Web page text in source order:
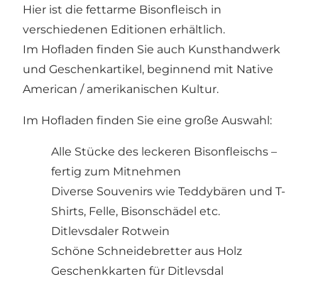
Hier ist die fettarme Bisonfleisch in
verschiedenen Editionen erhältlich.
Im Hofladen finden Sie auch Kunsthandwerk
und Geschenkartikel, beginnend mit Native
American / amerikanischen Kultur.
Im Hofladen finden Sie eine große Auswahl:
Alle Stücke des leckeren Bisonfleischs –
fertig zum Mitnehmen
Diverse Souvenirs wie Teddybären und T-
Shirts, Felle, Bisonschädel etc.
Ditlevsdaler Rotwein
Schöne Schneidebretter aus Holz
Geschenkkarten für Ditlevsdal